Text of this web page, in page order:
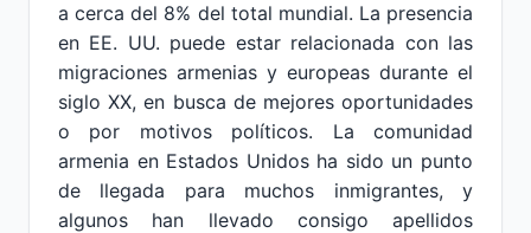
a cerca del 8% del total mundial. La presencia
en EE. UU. puede estar relacionada con las
migraciones armenias y europeas durante el
siglo XX, en busca de mejores oportunidades
o por motivos políticos. La comunidad
armenia en Estados Unidos ha sido un punto
de llegada para muchos inmigrantes, y
algunos han llevado consigo apellidos